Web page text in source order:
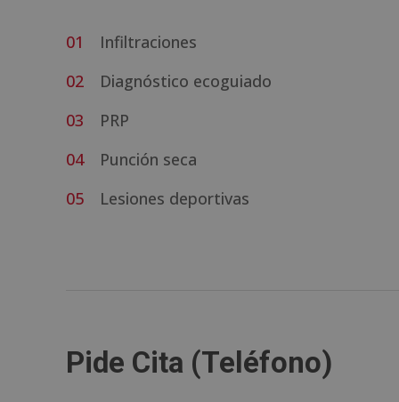
Infiltraciones
Diagnóstico ecoguiado
PRP
Punción seca
Lesiones deportivas
Pide Cita (Teléfono)